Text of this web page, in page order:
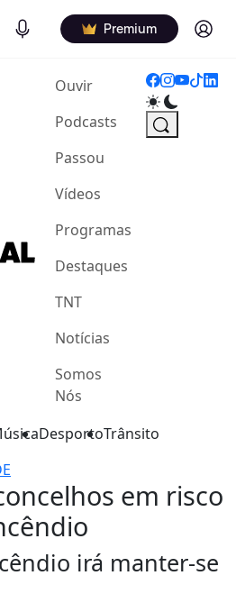
Podcasts Premium Log in
Ouvir(current)
Podcasts
Passou
Vídeos
Programas
Destaques
TNT
Notícias
Somos
Nós
DesportoTrânsito
em risco
irá manter-se